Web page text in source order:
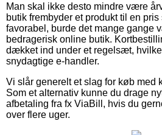
Man skal ikke desto mindre være
butik frembyder et produkt til en
favorabel, burde det mange gange
bedragerisk online butik.
dækket ind under et regelsæt,
snydagtige e-handler.
Vi slår generelt et slag for køb med
Som et alternativ kunne du drage
afbetaling fra fx ViaBill, hvis du
over flere uger.